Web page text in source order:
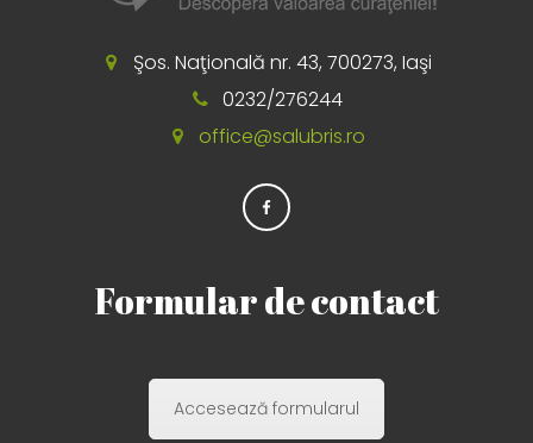
Şos. Naţională nr. 43, 700273, Iaşi
0232/276244
office@salubris.ro
Formular de contact
Accesează formularul